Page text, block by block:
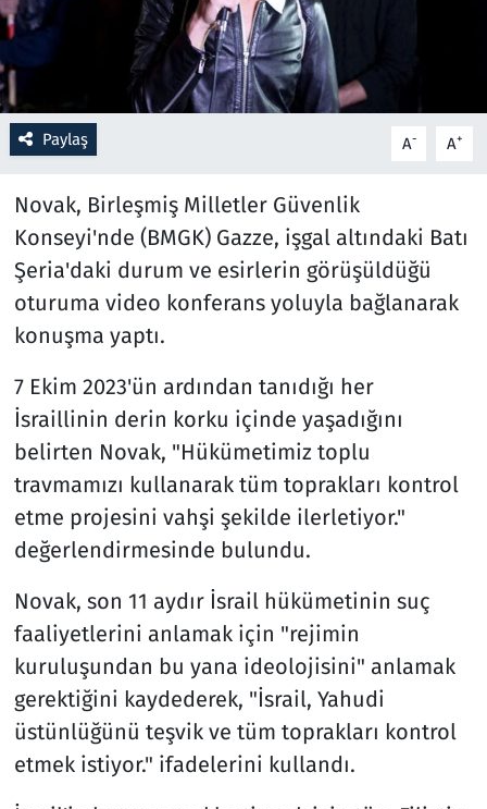
Paylaş A- A+
Novak, Birleşmiş Milletler Güvenlik
Konseyi'nde (BMGK) Gazze, işgal altındaki Batı
Şeria'daki durum ve esirlerin görüşüldüğü
oturuma video konferans yoluyla bağlanarak
konuşma yaptı.
7 Ekim 2023'ün ardından tanıdığı her
İsraillinin derin korku içinde yaşadığını
belirten Novak, "Hükümetimiz toplu
travmamızı kullanarak tüm toprakları kontrol
etme projesini vahşi şekilde ilerletiyor."
değerlendirmesinde bulundu.
Novak, son 11 aydır İsrail hükümetinin suç
faaliyetlerini anlamak için "rejimin
kuruluşundan bu yana ideolojisini" anlamak
gerektiğini kaydederek, "İsrail, Yahudi
üstünlüğünü teşvik ve tüm toprakları kontrol
etmek istiyor." ifadelerini kullandı.
Rüya Tabirleri
Savunma Sanayi
Spor
Teknoloji ve Bilim
Televizyon